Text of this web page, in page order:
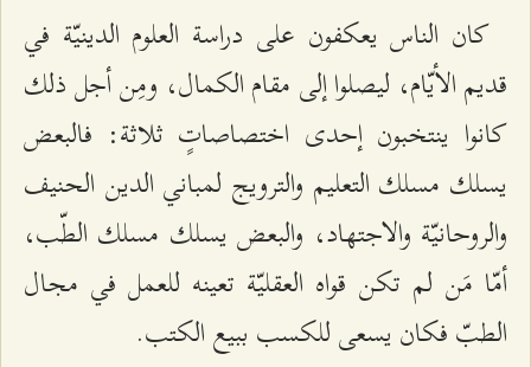
كان الناس يعكفون على دراسة العلوم الدينيّة في
قديم الأيّام، ليصلوا إلى مقام الكمال، ومِن أجل ذلك
كانوا ينتخبون إحدى اختصاصاتٍ ثلاثة: فالبعض
يسلك مسلك التعليم والترويج لمباني الدين الحنيف
والروحانيّة والاجتهاد، والبعض يسلك مسلك الطّب،
أمّا مَن لم تكن قواه العقليّة تعينه للعمل في مجال
الطبّ فكان يسعى للكسب ببيع الكتب.